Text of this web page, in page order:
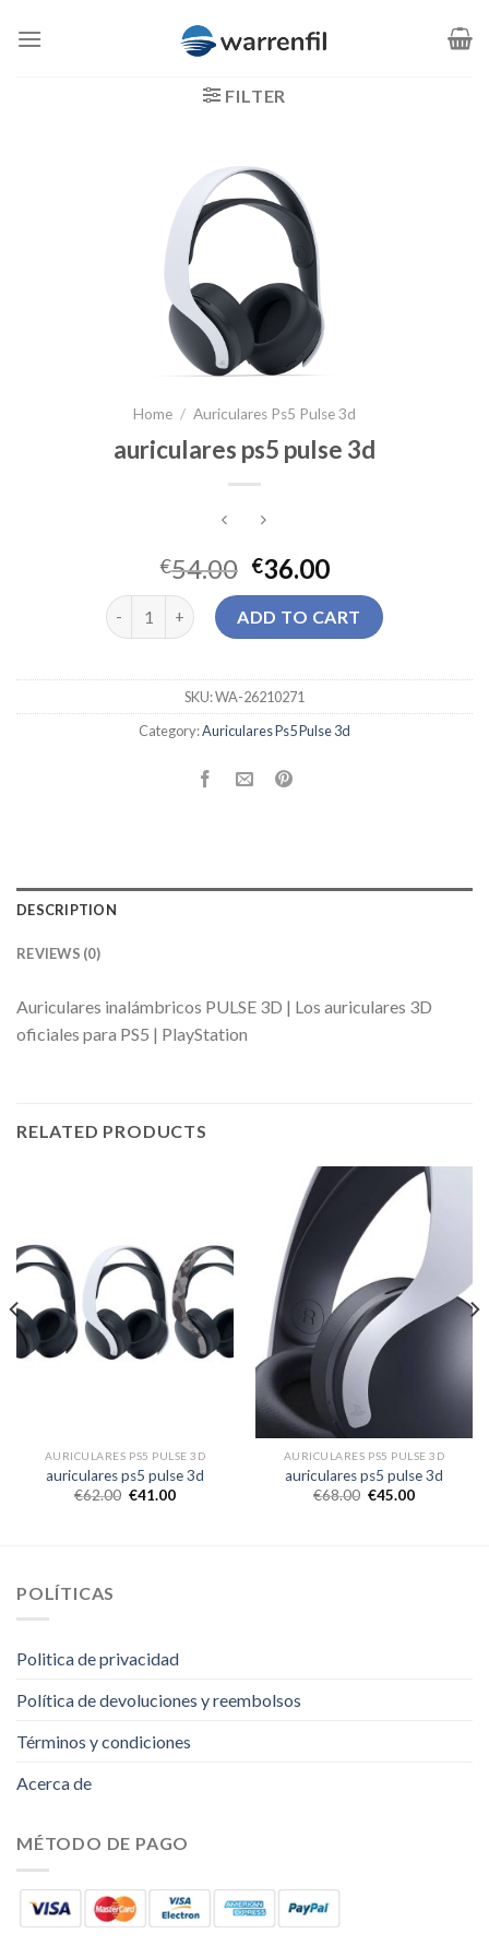
FILTER
Home / Auriculares Ps5 Pulse 3d
auriculares ps5 pulse 3d
€54.00 €36.00
auriculares ps5 pulse 3d quantity
ADD TO CART
SKU:WA-26210271
Category:Auriculares Ps5 Pulse 3d
DESCRIPTION
REVIEWS (0)
Auriculares inalámbricos PULSE 3D | Los auriculares 3D
oficiales para PS5 | PlayStation
RELATED PRODUCTS
AURICULARES PS5 PULSE 3D
auriculares ps5 pulse 3d
€62.00 €41.00
AURICULARES PS5 PULSE 3D
auriculares ps5 pulse 3d
€68.00 €45.00
POLÍTICAS
Politica de privacidad
Política de devoluciones y reembolsos
Términos y condiciones
Acerca de
MÉTODO DE PAGO